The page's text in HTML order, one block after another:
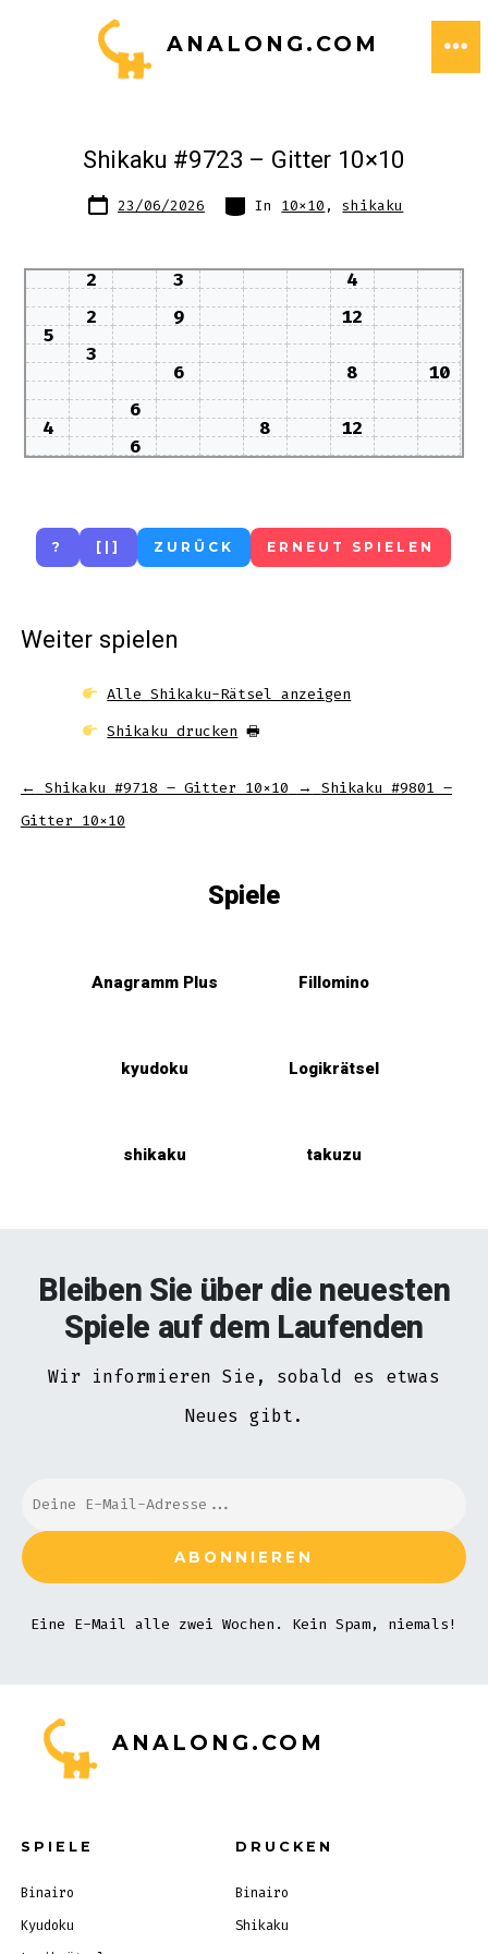
ANALONG.COM
Shikaku #9723 – Gitter 10×10
Datum
des 23/06/2026 Kategorien
In 10x10 ,shikaku
2 3
4
2
9 12
5
3
6 8
10
6
4 8 12
6
? [|] ZURÜCK ERNEUT SPIELEN
Weiter spielen
Alle Shikaku-Rätsel anzeigen
Shikaku drucken 🖶
← Shikaku #9718 – Gitter 10×10 →
Shikaku #9801 –
Gitter 10×10
Spiele
Anagramm Plus Fillomino
kyudoku Logikrätsel
shikaku takuzu
Bleiben Sie über die neuesten
Spiele auf dem Laufenden
Wir informieren Sie, sobald es etwas
Neues gibt.
Eine E-Mail alle zwei Wochen. Kein Spam, niemals!
ANALONG.COM
SPIELE
Binairo
Kyudoku
DRUCKEN
Binairo
Shikaku